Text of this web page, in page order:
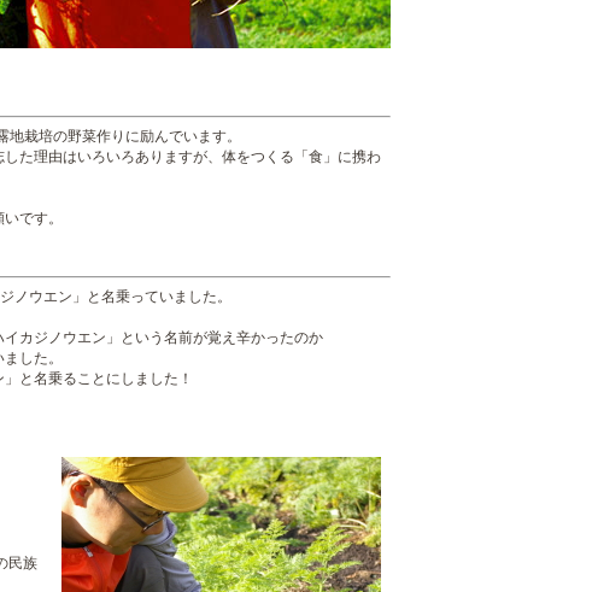
栽培の野菜作りに励んでいます。
た理由はいろいろありますが、体をつくる「食」に携わ
です。
ノウエン」と名乗っていました。
カジノウエン」という名前が覚え辛かったのか
した。
と名乗ることにしました！
民族